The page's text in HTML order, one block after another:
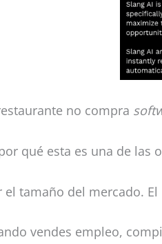
no compra
qué esta es una de
el tamaño del mercado.
vendes empleo,